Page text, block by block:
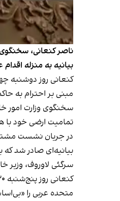
ناصر کنعانی،
بیانیه به منزله
کنعانی روز دوشنبه
مبنی بر احترام به
سخنگوی وزارت امور
تمامیت ارضی خود
بیانیه‌ای صادر شد که
سرگئی لاوروف، وزیر
متحده عربی را